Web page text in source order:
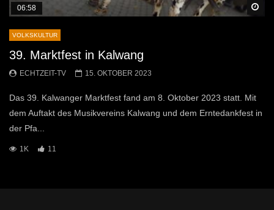
06:58
VOLKSKULTUR
39. Marktfest in Kalwang
ECHTZEIT-TV 15. OKTOBER 2023
Das 39. Kalwanger Marktfest fand am 8. Oktober 2023 statt. Mit
dem Auftakt des Musikvereins Kalwang und dem Erntedankfest in
der Pfa...
1K 11